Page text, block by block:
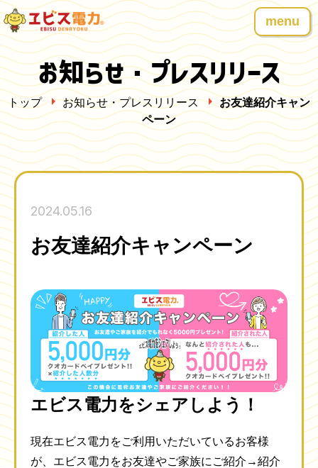
menu
お知らせ・プレスリリース
トップ お知らせ・プレスリリース
お友達紹介キャン
ペーン
2024.05.16
お友達紹介キャンペーン
エビス電力をシェアしよう！
現在エビス電力をご利用いただいているお客様
が、エビス電力をお友達やご家族にご紹介→紹介